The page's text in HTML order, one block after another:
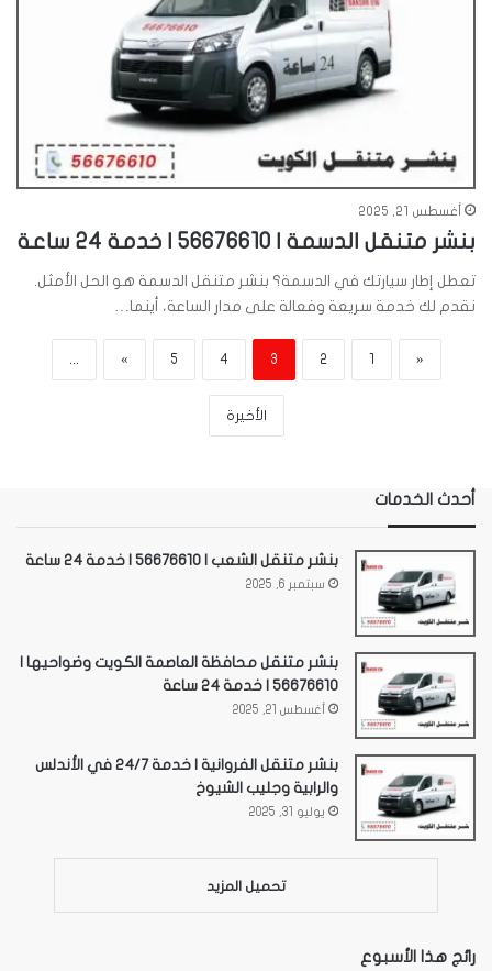
أغسطس 21, 2025
بنشر متنقل الدسمة | 56676610 | خدمة 24 ساعة
تعطل إطار سيارتك في الدسمة؟ بنشر متنقل الدسمة هو الحل الأمثل.
نقدم لك خدمة سريعة وفعالة على مدار الساعة، أينما…
«
2
3
4
5
»
...
الأخيرة
أحدث الخدمات
بنشر متنقل الشعب | 56676610 | خدمة 24 ساعة
سبتمبر 6, 2025
بنشر متنقل محافظة العاصمة الكويت وضواحيها |
56676610 | خدمة 24 ساعة
أغسطس 21, 2025
بنشر متنقل الفروانية | خدمة 24/7 في الأندلس
والرابية وجليب الشيوخ
يوليو 31, 2025
تحميل المزيد
رائج هذا الأسبوع